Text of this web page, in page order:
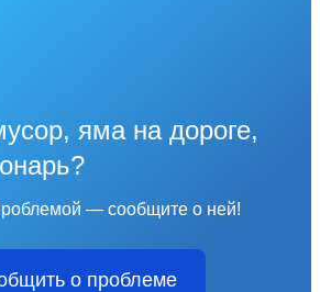
яма на дороге,
— сообщите о ней!
о проблеме